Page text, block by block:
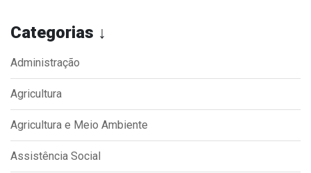
Categorias ↓
Administração
Agricultura
Agricultura e Meio Ambiente
Assistência Social